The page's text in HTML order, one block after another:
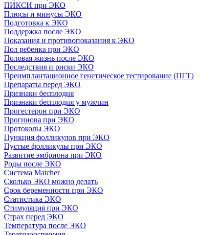
ПИКСИ при ЭКО
Плюсы и минусы ЭКО
Подготовка к ЭКО
Поддержка после ЭКО
Показания и противопоказания к ЭКО
Пол ребенка при ЭКО
Половая жизнь после ЭКО
Последствия и риски ЭКО
Преимплантационное генетическое тестирование (ПГТ)
Препараты перед ЭКО
Признаки бесплодия
Признаки бесплодия у мужчин
Прогестерон при ЭКО
Прогинова при ЭКО
Протоколы ЭКО
Пункция фолликулов при ЭКО
Пустые фолликулы при ЭКО
Развитие эмбриона при ЭКО
Роды после ЭКО
Система Matcher
Сколько ЭКО можно делать
Срок беременности при ЭКО
Статистика ЭКО
Стимуляция при ЭКО
Страх перед ЭКО
Температура после ЭКО